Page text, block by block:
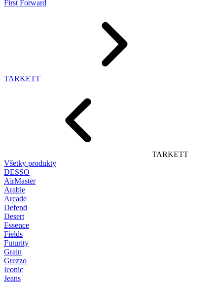
First Forward
TARKETT
TARKETT
Všetky produkty
DESSO
AirMaster
Arable
Arcade
Defend
Desert
Essence
Fields
Futurity
Grain
Grezzo
Iconic
Jeans